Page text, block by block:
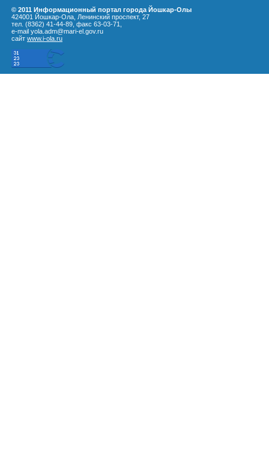
© 2011 Информационный портал города Йошкар-Олы
424001 Йошкар-Ола, Ленинский проспект, 27
тел. (8362) 41-44-89, факс 63-03-71,
e-mail yola.adm@mari-el.gov.ru
сайт www.i-ola.ru